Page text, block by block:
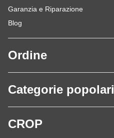
Garanzia e Riparazione
Blog
Ordine
Categorie popolari
CROP